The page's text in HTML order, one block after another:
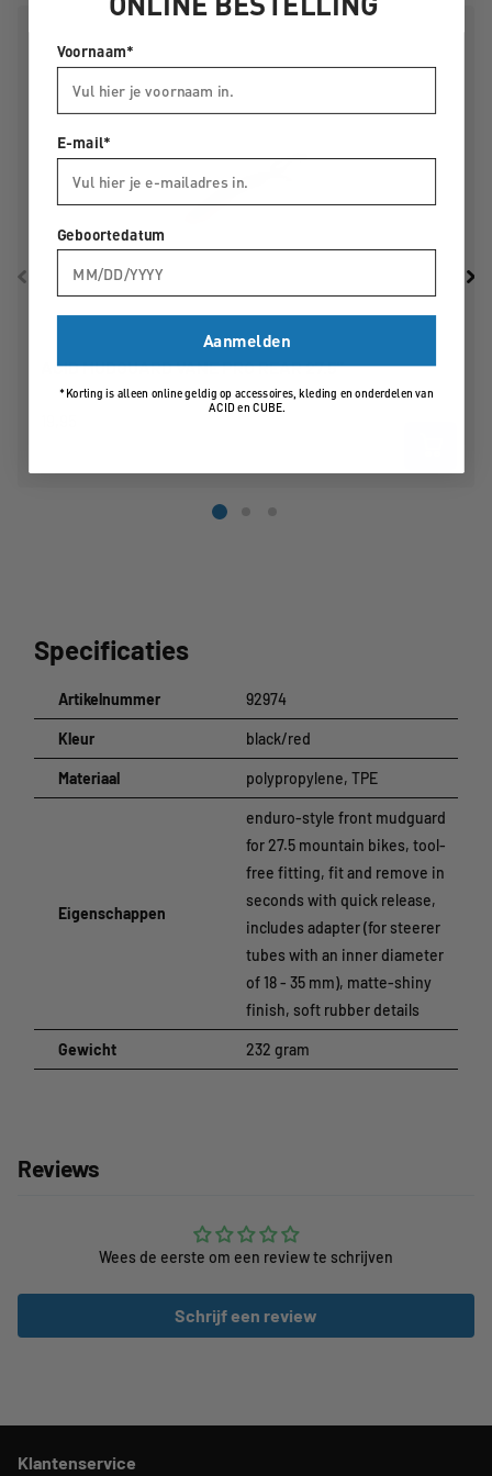
Maat:27.5"
ACID MUDGUARD VANE PRO REAR 27.5"
Specificaties
Artikelnummer 92974
Kleur black/red
Materiaal polypropylene, TPE
Eigenschappen
enduro-style front mudguard
for 27.5 mountain bikes, tool-
free fitting, fit and remove in
seconds with quick release,
includes adapter (for steerer
tubes with an inner diameter
of 18 - 35 mm), matte-shiny
finish, soft rubber details
Gewicht 232 gram
Reviews
Wees de eerste om een review te schrijven
Schrijf een review
Klantenservice
Voornaam*
E-mail*
Geboortedatum
Aanmelden
*Korting is alleen online geldig op accessoires, kleding en onderdelen van
ACID en CUBE.